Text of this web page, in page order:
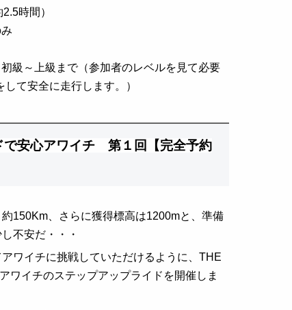
時間）
上級まで（参加者のレベルを見て必要
て安全に走行します。）
で安心アワイチ 第１回【完全予約
150Km、さらに獲得標高は1200mと、準備
不安だ・・・
ワイチに挑戦していただけるように、THE
ワイチのステップアップライドを開催しま